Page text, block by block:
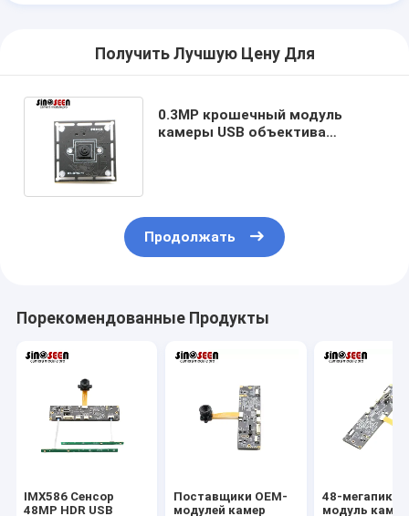
Получить Лучшую Цену Для
0.3MP крошечный модуль
камеры USB объектива
Продолжать
Порекомендованные Продукты
IMX586 Сенсор
48MP HDR USB
Поставщики OEM-
модулей камер
48-
модуль